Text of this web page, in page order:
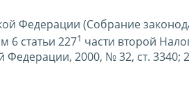
Федерации (Собрание
6 статьи 2271 части второй
Федерации, 2000, № 32, ст. 3340;